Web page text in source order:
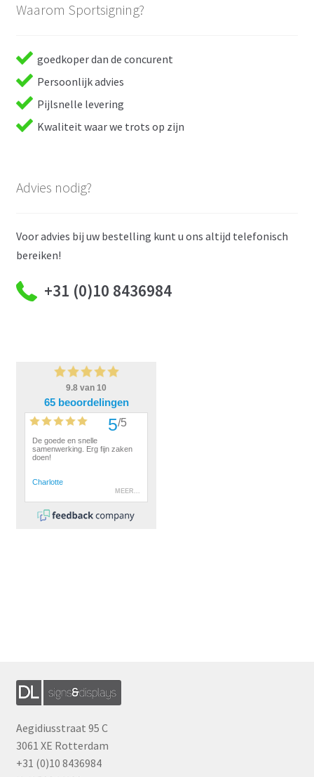
Waarom Sportsigning?
goedkoper dan de concurent
Persoonlijk advies
Pijlsnelle levering
Kwaliteit waar we trots op zijn
Advies nodig?
Voor advies bij uw bestelling kunt u ons altijd telefonisch
bereiken!
+31 (0)10 8436984
Aegidiusstraat 95 C
3061 XE Rotterdam
+31 (0)10 8436984